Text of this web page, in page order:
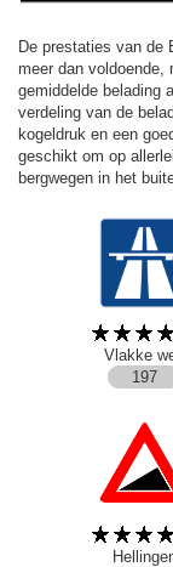
De prestaties van de
meer dan voldoende,
gemiddelde belading
verdeling van de
kogeldruk en een
geschikt om op
bergwegen in het
Vlakke
197